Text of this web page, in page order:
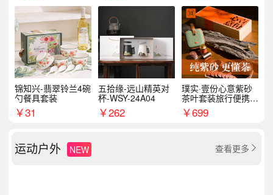
锦知兴-翡翠铃兰4碗
勺餐具套装
￥31
五拾缘-远山精英对
杯-WSY-24A04
￥262
璞实·壹份心意紫砂
茶叶套装旅行便携式
商务企业福利新年礼
品
￥699
运动户外 NEW 查看更多 